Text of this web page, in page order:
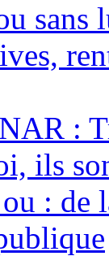
sans
:
ils
: de